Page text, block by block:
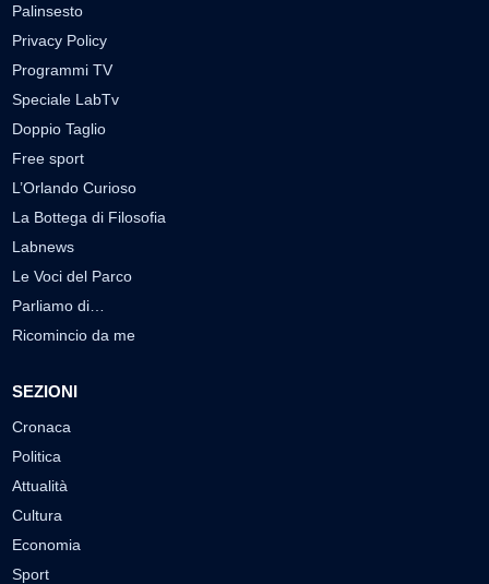
Palinsesto
Privacy Policy
Programmi TV
Speciale LabTv
Doppio Taglio
Free sport
L’Orlando Curioso
La Bottega di Filosofia
Labnews
Le Voci del Parco
Parliamo di…
Ricomincio da me
SEZIONI
Cronaca
Politica
Attualità
Cultura
Economia
Sport